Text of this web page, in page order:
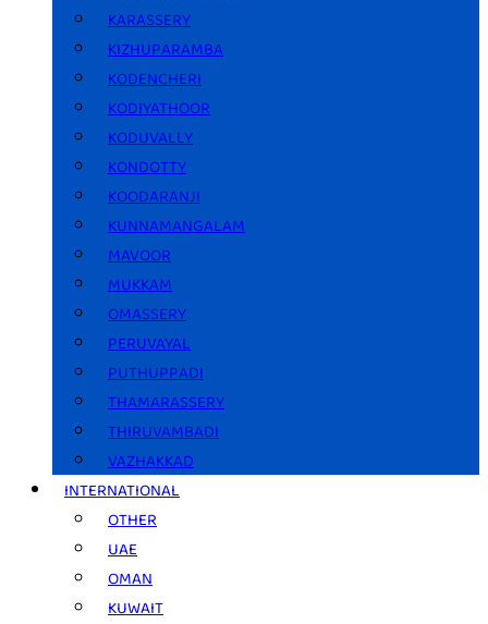
KARASSERY
KIZHUPARAMBA
KODENCHERI
KODIYATHOOR
KODUVALLY
KONDOTTY
KOODARANJI
KUNNAMANGALAM
MAVOOR
MUKKAM
OMASSERY
PERUVAYAL
PUTHUPPADI
THAMARASSERY
THIRUVAMBADI
VAZHAKKAD
INTERNATIONAL
OTHER
UAE
OMAN
KUWAIT